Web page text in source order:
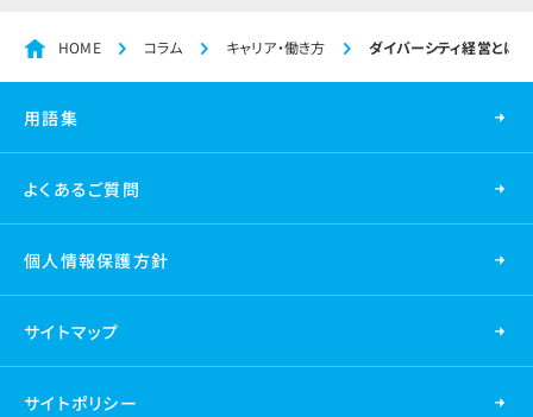
HOME コラム キャリア・働き方 ダイバーシティ経営とは
用語集
よくあるご質問
個人情報保護方針
サイトマップ
サイトポリシー